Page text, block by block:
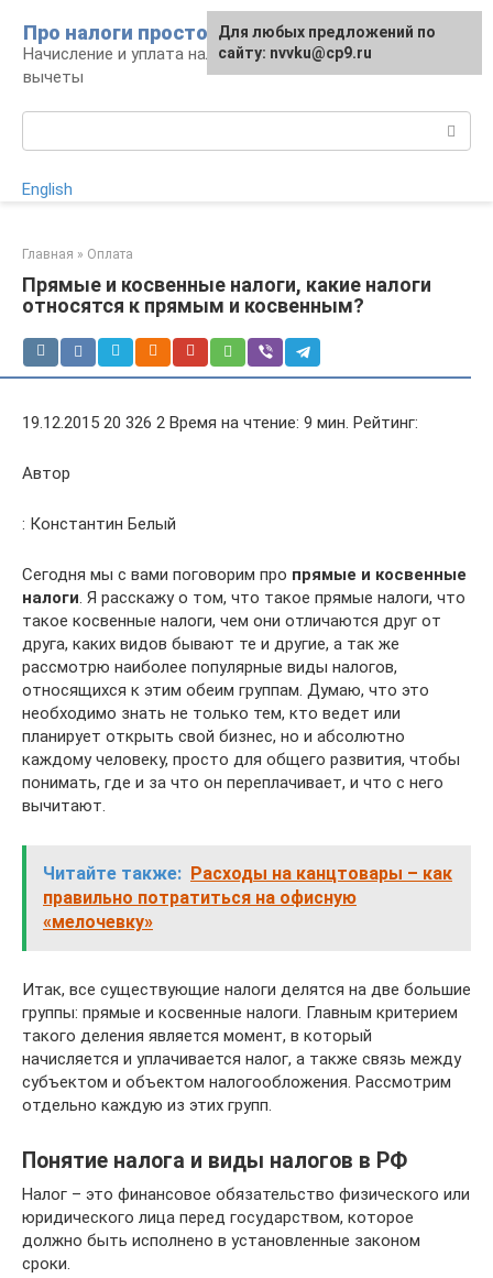
контенту
Про налоги просто
Начисление и уплата налогов, налоговые
вычеты
English
Главная » Оплата
Прямые и косвенные налоги, какие налоги
относятся к прямым и косвенным?
19.12.2015 20 326 2 Время на чтение: 9 мин. Рейтинг:
Автор
: Константин Белый
Сегодня мы с вами поговорим про прямые и косвенные
налоги. Я расскажу о том, что такое прямые налоги, что
такое косвенные налоги, чем они отличаются друг от
друга, каких видов бывают те и другие, а так же
рассмотрю наиболее популярные виды налогов,
относящихся к этим обеим группам. Думаю, что это
необходимо знать не только тем, кто ведет или
планирует открыть свой бизнес, но и абсолютно
каждому человеку, просто для общего развития, чтобы
понимать, где и за что он переплачивает, и что с него
вычитают.
Читайте также: Расходы на канцтовары – как
правильно потратиться на офисную
«мелочевку»
Итак, все существующие налоги делятся на две большие
группы: прямые и косвенные налоги. Главным критерием
такого деления является момент, в который
начисляется и уплачивается налог, а также связь между
субъектом и объектом налогообложения. Рассмотрим
отдельно каждую из этих групп.
Понятие налога и виды налогов в РФ
Налог – это финансовое обязательство физического или
юридического лица перед государством, которое
должно быть исполнено в установленные законом
сроки.
Для любых предложений по
сайту: nvvku@cp9.ru